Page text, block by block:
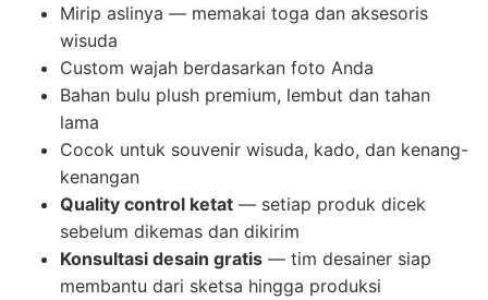
Mirip aslinya — memakai toga dan aksesoris
wisuda
Custom wajah berdasarkan foto Anda
Bahan bulu plush premium, lembut dan tahan
lama
Cocok untuk souvenir wisuda, kado, dan kenang-
kenangan
Quality control ketat — setiap produk dicek
sebelum dikemas dan dikirim
Konsultasi desain gratis — tim desainer siap
membantu dari sketsa hingga produksi